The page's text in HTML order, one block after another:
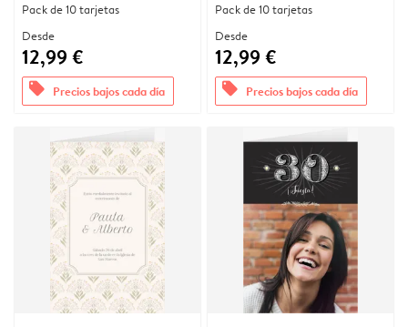
Pack de 10 tarjetas
Desde
12,99 €
offers Precios bajos cada día
Pack de 10 tarjetas
Desde
12,99 €
offers Precios bajos cada día